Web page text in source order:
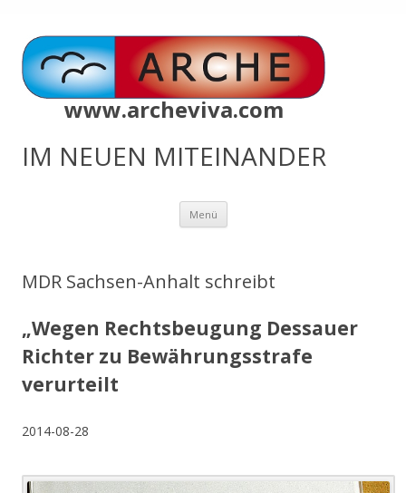
www.archeviva.com
IM NEUEN MITEINANDER
Menü Zum
springen
MDR Sachsen-Anhalt schreibt
„Wegen Rechtsbeugung Dessauer
Richter zu Bewährungsstrafe
verurteilt
2014-08-28